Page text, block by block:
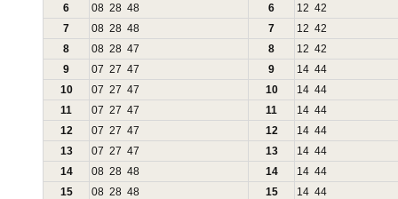
6
08 28 48 6 12 42
7
08 28 48 7 12 42
8
08 28 47 8 12 42
9
07 27 47 9 14 44
10
07 27 47 10 14 44
11
07 27 47 11 14 44
12
07 27 47 12 14 44
13
07 27 47 13 14 44
14
08 28 48 14 14 44
15
08 28 48 15 14 44